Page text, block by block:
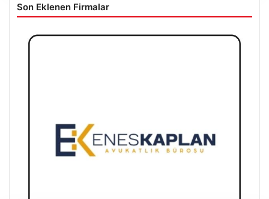
Son Eklenen Firmalar